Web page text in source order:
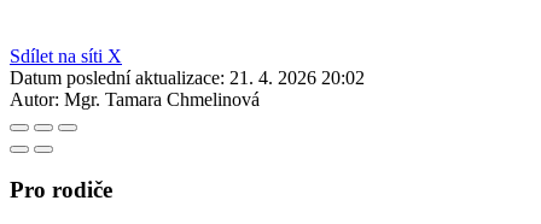
Sdílet na síti X
Datum poslední aktualizace: 21. 4. 2026 20:02
Autor: Mgr. Tamara Chmelinová
Pro rodiče